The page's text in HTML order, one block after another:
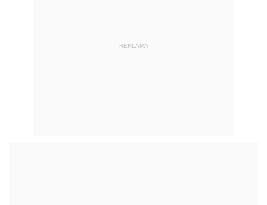
REKLAMA